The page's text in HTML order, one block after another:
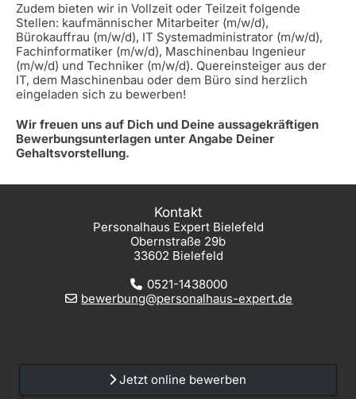
Zudem bieten wir in Vollzeit oder Teilzeit folgende
Stellen: kaufmännischer Mitarbeiter (m/w/d),
Bürokauffrau (m/w/d), IT Systemadministrator (m/w/d),
Fachinformatiker (m/w/d), Maschinenbau Ingenieur
(m/w/d) und Techniker (m/w/d). Quereinsteiger aus der
IT, dem Maschinenbau oder dem Büro sind herzlich
eingeladen sich zu bewerben!
Wir freuen uns auf Dich und Deine aussagekräftigen
Bewerbungsunterlagen unter Angabe Deiner
Gehaltsvorstellung.
Kontakt
Personalhaus Expert Bielefeld
Obernstraße 29b
33602 Bielefeld
0521-1438000
bewerbung@personalhaus-expert.de
Jetzt online bewerben